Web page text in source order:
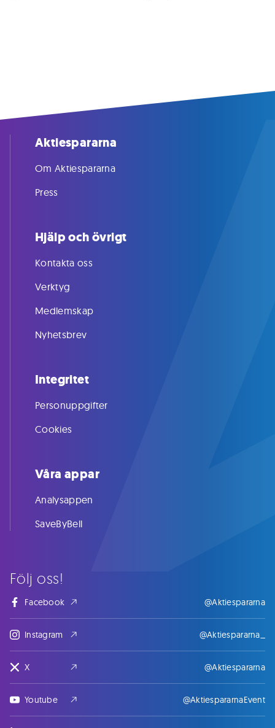
Följ oss!
Facebook @Aktiespararna
Instagram @Aktiespararna_
X @Aktiespararna
Youtube @AktiespararnaEvent
Aktiespararna
Om Aktiespararna
Press
Hjälp och övrigt
Kontakta oss
Verktyg
Medlemskap
Nyhetsbrev
Integritet
Personuppgifter
Cookies
Våra appar
Analysappen
SaveByBell